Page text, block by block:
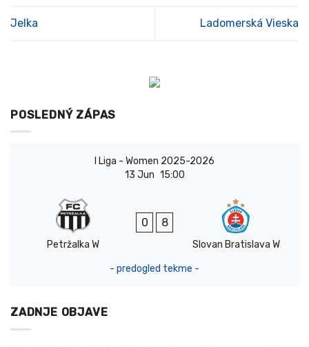
Jelka Ladomerská Vieska
POSLEDNÝ ZÁPAS
I Liga - Women 2025-2026
13 Jun 15:00
Petržalka W
0 8
Slovan Bratislava W
- predogled tekme -
ZADNJE OBJAVE